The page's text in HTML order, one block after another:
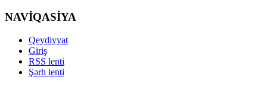
NAVİQASİYA
Qeydiyyat
Giriş
RSS lenti
Şərh lenti